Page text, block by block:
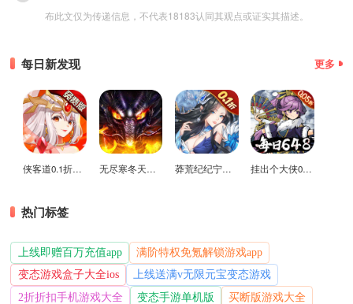
布此文仅为传递信息，不代表18183认同其观点或证实其描述。
每日新发现 更多
侠客道0.1折变态版 无尽寒冬天蛇新春送礼版 莽荒纪纪宁传奇0.1折送无限连抽版 挂出个大侠0.05折免单福利版
热门标签
上线即赠百万充值app
满阶特权免氪解锁游戏app
变态游戏盒子大全ios
上线送满v无限元宝变态游戏
2折折扣手机游戏大全
变态手游单机版
买断版游戏大全